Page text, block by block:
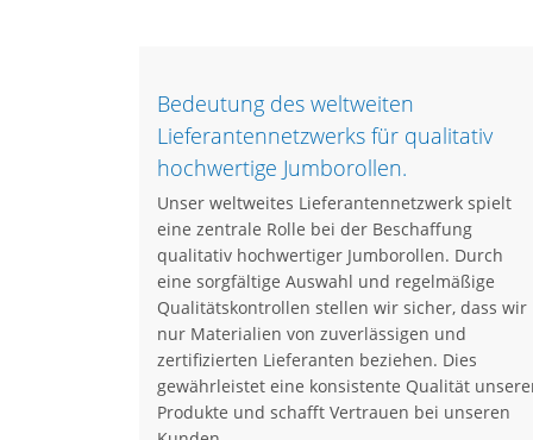
Bedeutung des weltweiten
Lieferantennetzwerks für qualitativ
hochwertige Jumborollen.
Unser weltweites Lieferantennetzwerk spielt
eine zentrale Rolle bei der Beschaffung
qualitativ hochwertiger Jumborollen. Durch
eine sorgfältige Auswahl und regelmäßige
Qualitätskontrollen stellen wir sicher, dass wir
nur Materialien von zuverlässigen und
zertifizierten Lieferanten beziehen. Dies
gewährleistet eine konsistente Qualität
Produkte und schafft Vertrauen bei unseren